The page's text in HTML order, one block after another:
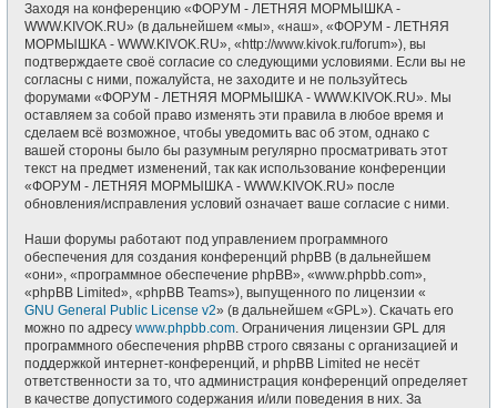
Заходя на конференцию «ФОРУМ - ЛЕТНЯЯ МОРМЫШКА -
WWW.KIVOK.RU» (в дальнейшем «мы», «наш», «ФОРУМ - ЛЕТНЯЯ
МОРМЫШКА - WWW.KIVOK.RU», «http://www.kivok.ru/forum»), вы
подтверждаете своё согласие со следующими условиями. Если вы не
согласны с ними, пожалуйста, не заходите и не пользуйтесь
форумами «ФОРУМ - ЛЕТНЯЯ МОРМЫШКА - WWW.KIVOK.RU». Мы
оставляем за собой право изменять эти правила в любое время и
сделаем всё возможное, чтобы уведомить вас об этом, однако с
вашей стороны было бы разумным регулярно просматривать этот
текст на предмет изменений, так как использование конференции
«ФОРУМ - ЛЕТНЯЯ МОРМЫШКА - WWW.KIVOK.RU» после
обновления/исправления условий означает ваше согласие с ними.
Наши форумы работают под управлением программного
обеспечения для создания конференций phpBB (в дальнейшем
«они», «программное обеспечение phpBB», «www.phpbb.com»,
«phpBB Limited», «phpBB Teams»), выпущенного по лицензии «
GNU General Public License v2» (в дальнейшем «GPL»). Скачать его
можно по адресу www.phpbb.com. Ограничения лицензии GPL для
программного обеспечения phpBB строго связаны с организацией и
поддержкой интернет-конференций, и phpBB Limited не несёт
ответственности за то, что администрация конференций определяет
в качестве допустимого содержания и/или поведения в них. За